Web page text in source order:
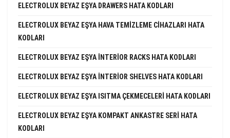
ELECTROLUX BEYAZ EŞYA DRAWERS HATA KODLARI
ELECTROLUX BEYAZ EŞYA HAVA TEMIZLEME CIHAZLARI HATA
KODLARI
ELECTROLUX BEYAZ EŞYA INTERIOR RACKS HATA KODLARI
ELECTROLUX BEYAZ EŞYA INTERIOR SHELVES HATA KODLARI
ELECTROLUX BEYAZ EŞYA ISITMA ÇEKMECELERI HATA KODLARI
ELECTROLUX BEYAZ EŞYA KOMPAKT ANKASTRE SERI HATA
KODLARI